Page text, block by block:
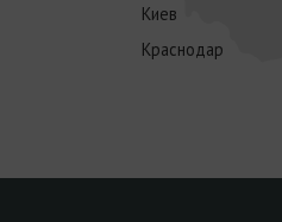
Киев
Краснодар